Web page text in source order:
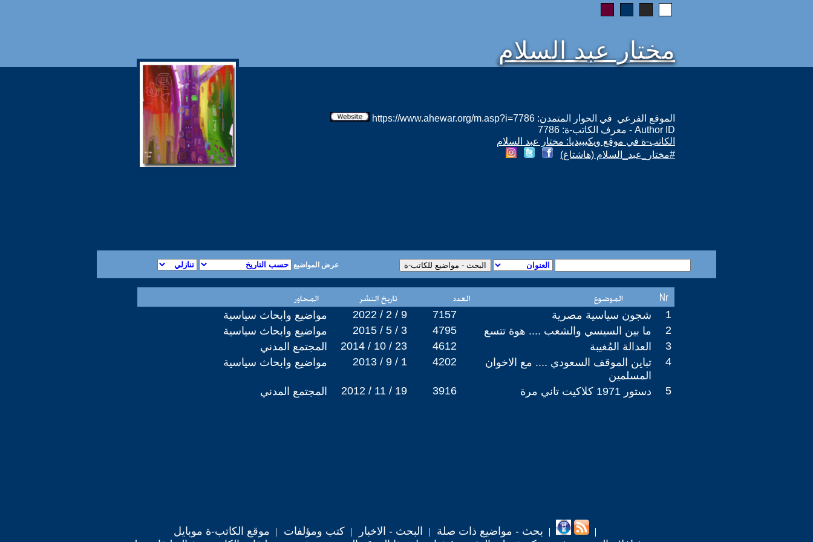
مختار عبد السلام
الموقع الفرعي في الحوار المتمدن: https://www.ahewar.org/m.asp?i=7786
Author ID - معرف الكاتب-ة: 7786
الكاتب-ة في موقع ويكيبيديا: مختار عبد السلام
#مختار_عبد_السلام (هاشتاغ)
عرض المواضيع
مواضيع وابحاث سياسية 2022 / 2 / 9 7157 شجون سياسية مصرية
1
مواضيع وابحاث سياسية
2015 / 5 / 3 4795 ما بين السيسي والشعب .... هوة تتسع
2
المجتمع المدني
2014 / 10 / 23 4612 العدالة المُغيبة
3
مواضيع وابحاث سياسية
2013 / 9 / 1 4202
تباين الموقف السعودي .... مع الاخوان
المسلمين
4
المجتمع المدني 2012 / 11 / 19 3916 دستور 1971 كلاكيت تاني مرة 5
بحث - مواضيع ذات صلة البحث - الاخبار كتب ومؤلفات
موقع الكاتب-ة موبايل